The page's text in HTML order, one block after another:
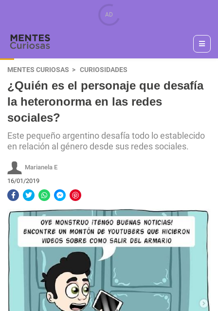
MENTES CURIOSAS CURIOSIDADES
¿Quién es el personaje que desafía
la heteronorma en las redes
sociales?
Este pequeño argentino desafía todo lo establecido
en relación al género desde sus redes sociales.
Marianela E
16/01/2019